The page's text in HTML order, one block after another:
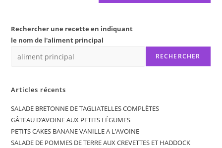
Rechercher une recette en indiquant
le nom de l'aliment principal
RECHERCHER
Articles récents
SALADE BRETONNE DE TAGLIATELLES COMPLÈTES
GÂTEAU D’AVOINE AUX PETITS LÉGUMES
PETITS CAKES BANANE VANILLE A L’AVOINE
SALADE DE POMMES DE TERRE AUX CREVETTES ET HADDOCK